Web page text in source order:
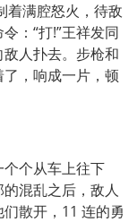
着满腔怒火，待敌
：“打!”王祥发同
人扑去。步枪和
，响成一片，顿
个从车上往下
混乱之后，敌人
散开，11 连的勇